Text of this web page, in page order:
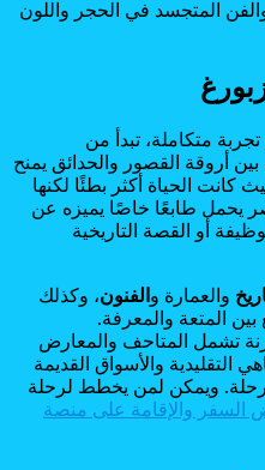
المتجسد في الحجر واللون
متكاملة، تبدأ من
بين أروقة القصور والحدائق يمنح
الحياة أكثر بطئًا لكنها
يحمل طابعًا خاصًا يميزه عن
أو القصة التاريخية
والعمارة و الفنون، وكذلك
المتعة والمعرفة.
تشمل المتاحف والمعارض
التقليدية والأسواق القديمة
الرحلة. ويمكن لمن يخطط لرحلة
السفر والإقامة على منصة